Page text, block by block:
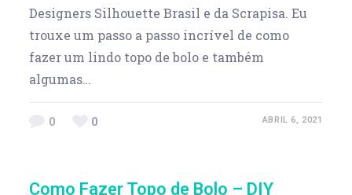
Designers Silhouette Brasil e da Scrapisa. Eu
trouxe um passo a passo incrível de como
fazer um lindo topo de bolo e também
algumas…
0 0 ABRIL 6, 2021
Como Fazer Topo de Bolo – DIY